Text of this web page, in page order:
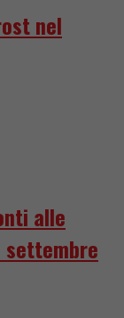
nel
alle
settembre